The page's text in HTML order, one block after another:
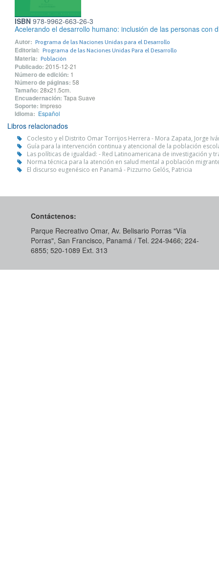
ISBN 978-9962-663-26-3
Acelerando el desarrollo humano: inclusión de las personas con
Autor: Programa de las Naciones Unidas para el Desarrollo
Editorial: Programa de las Naciones Unidas Para el Desarrollo
Materia: Población
Publicado: 2015-12-21
Número de edición: 1
Número de páginas: 58
Tamaño: 28x21.5cm.
Encuadernación: Tapa Suave
Soporte: Impreso
Idioma: Español
Libros relacionados
Coclesito y el Distrito Omar Torrijos Herrera - Mora Zapata, Jorge
Guía para la intervención continua y atencional de la población
Las políticas de igualdad: - Red Latinoamericana de investigación y
Norma técnica para la atención en salud mental a población
El discurso eugenésico en Panamá - Pizzurno Gelós, Patricia
Contáctenos:
Parque Recreativo Omar, Av. Belisario Porras "Vía
Porras", San Francisco, Panamá / Tel. 224-9466; 224-
6855; 520-1089​ Ext. 313